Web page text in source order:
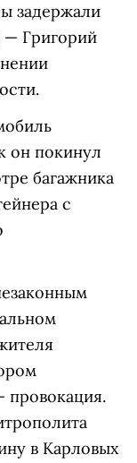
задержали
— Григорий
он покинул
багажника
с
провокация.
в Карловых